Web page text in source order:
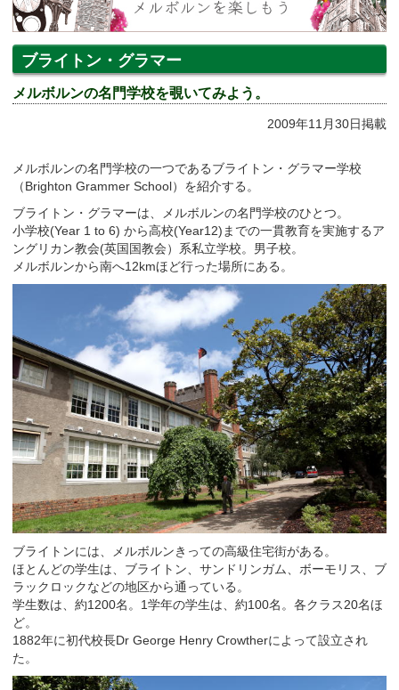
ブライトン・グラマー
メルボルンの名門学校を覗いてみよう。
2009年11月30日掲載
メルボルンの名門学校の一つであるブライトン・グラマー学校
（Brighton Grammer School）を紹介する。
ブライトン・グラマーは、メルボルンの名門学校のひとつ。
小学校(Year 1 to 6) から高校(Year12)までの一貫教育を実施するア
ングリカン教会(英国国教会）系私立学校。男子校。
メルボルンから南へ12kmほど行った場所にある。
ブライトンには、メルボルンきっての高級住宅街がある。
ほとんどの学生は、ブライトン、サンドリンガム、ボーモリス、ブ
ラックロックなどの地区から通っている。
学生数は、約1200名。1学年の学生は、約100名。各クラス20名ほ
ど。
1882年に初代校長Dr George Henry Crowtherによって設立され
た。